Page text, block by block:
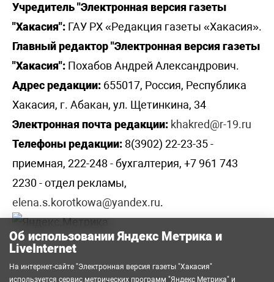
Учредитель "Электронная версия газеты
"Хакасия": ГАУ РХ «Редакция газеты «Хакасия».
Главный редактор "Электронная версия газеты
"Хакасия": Похабов Андрей Александрович.
Адрес редакции: 655017, Россия, Республика
Хакасия, г. Абакан, ул. Щетинкина, 34
Электронная почта редакции: khakred@r-19.ru
Телефоны редакции: 8(3902) 22-23-35 -
приемная, 222-248 - бухгалтерия, +7 961 743
2230 - отдел рекламы,
elena.s.korotkowa@yandex.ru.
Об использовании Яндекс Метрика и
LiveInternet
На интернет-сайте "Электронная версия газеты "Хакасия"
используется сервис метрических программ "Яндекс Метрика" и